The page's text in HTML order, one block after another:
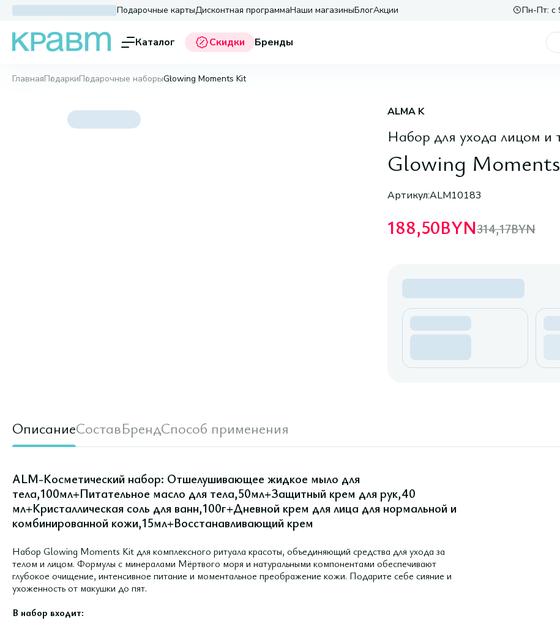
Подарочные картыДисконтная программаНаши магазиныБлогАкции Пн-Пт: с
Каталог Скидки Бренды
ГлавнаяПодаркиПодарочные наборыGlowing Moments Kit
ALMA K
Набор для ухода лицом и
Glowing
Артикул:ALM10183
188,50BYN314,17BYN
ОписаниеСоставБрендСпособ применения
ALM-Косметический набор: Отшелушивающее жидкое мыло для
тела,100мл+Питательное масло для тела,50мл+Защитный крем для рук,40
мл+Кристаллическая соль для ванн,100г+Дневной крем для лица для нормальной и
комбинированной кожи,15мл+Восстанавливающий крем
Набор Glowing Moments Kit для комплексного ритуала красоты, объединяющий средства для ухода за
телом и лицом. Формулы с минералами Мёртвого моря и натуральными компонентами обеспечивают
глубокое очищение, интенсивное питание и моментальное преображение кожи. Подарите себе сияние и
ухоженность от макушки до пят.
В набор входит: